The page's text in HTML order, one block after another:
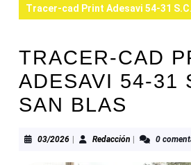
Tracer-cad Print Adesavi 54-31
TRACER-CAD
ADESAVI 54-31
SAN BLAS
03/202603/2026RedacciónRedacción
0